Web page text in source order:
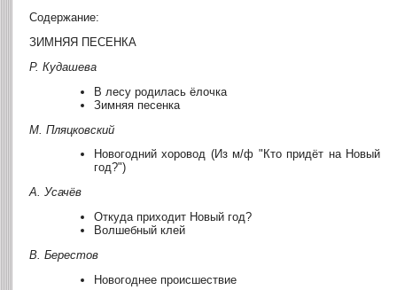
Содержание:
ЗИМНЯЯ ПЕСЕНКА
Р. Кудашева
В лесу родилась ёлочка
Зимняя песенка
М. Пляцковский
Новогодний хоровод (Из м/ф "Кто придёт на Новый
год?")
A. Усачёв
Откуда приходит Новый год?
Волшебный клей
B. Берестов
Новогоднее происшествие